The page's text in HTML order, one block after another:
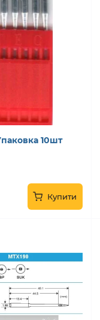
10шт
Купити